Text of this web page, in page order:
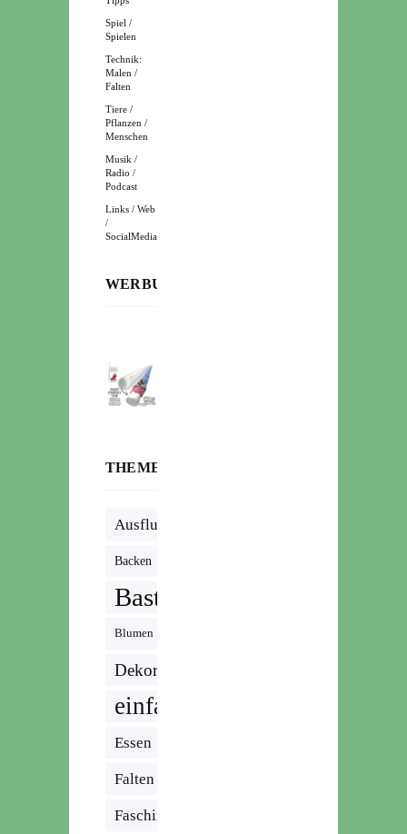
Spiel /
Spielen
Technik:
Malen /
Falten
Tiere /
Pflanzen /
Menschen
Musik /
Radio /
Podcast
Links / Web
/
SocialMedia
WERBUNG:
THEMENWOLKE
Ausflug
Backen
Basteln
Blumen
Dekoration
einfach
Essen
Falten
Fasching